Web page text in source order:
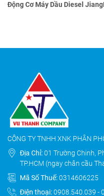
Động Cơ Máy Dầu Diesel
CÔNG TY TNHH XNK PHÂN
Địa Chỉ:01 Trường Chinh,
TP.HCM (ngay chân cầu
Mã Số Thuế:0314606225
Điện thoại:0908.540.039 -